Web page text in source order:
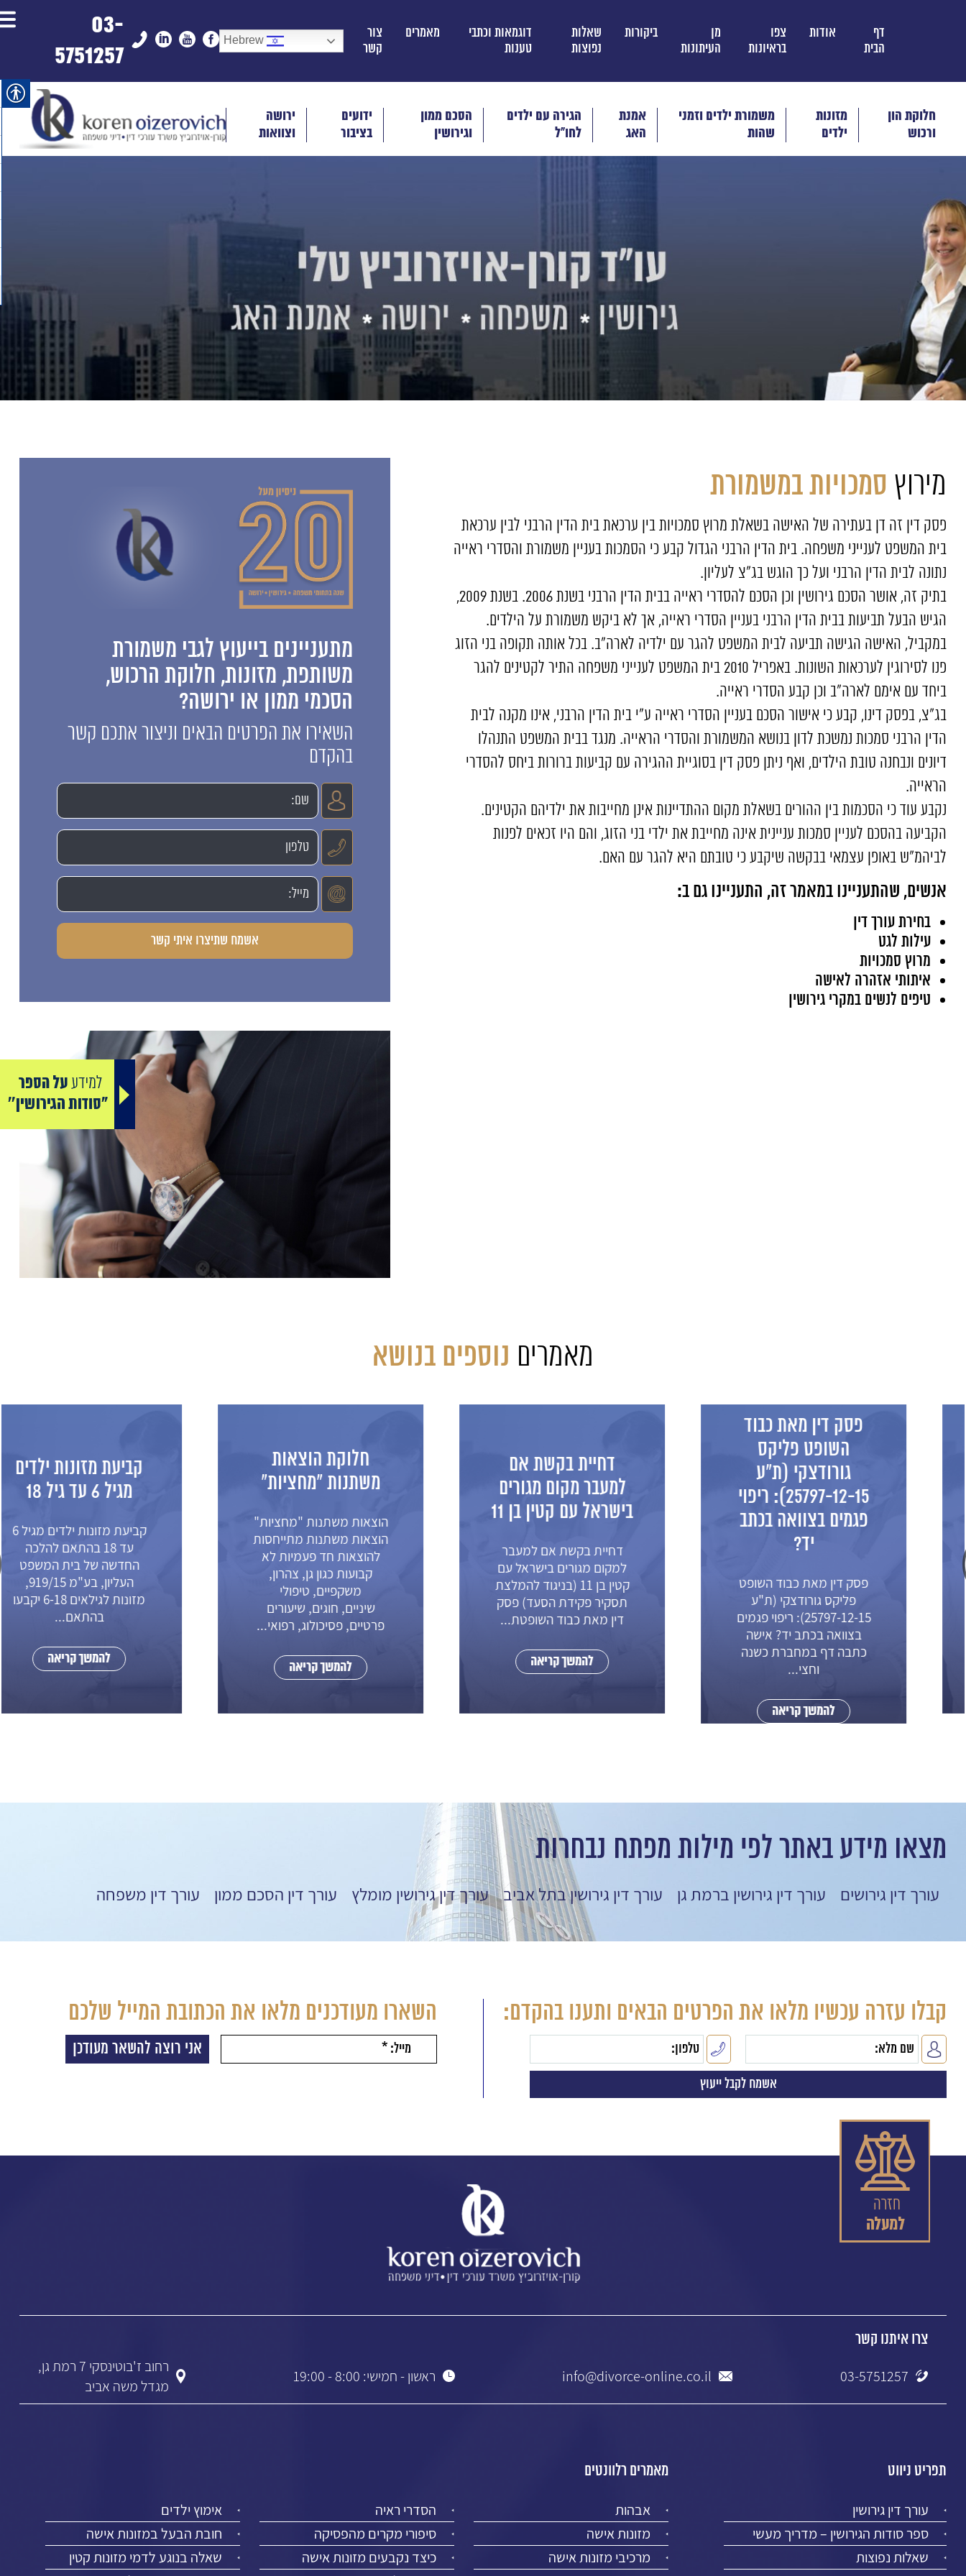
דף
הבית
אודות
צפו
בראיונות
מן
העיתונות
ביקורות
שאלות
נפוצות
דוגמאות וכתבי
טענות
מאמרים
צור
קשר
Hebrew
03-
5751257
חלוקת הון
ורכוש
מזונות
ילדים
משמורת ילדים וזמני
שהות
אמנת
האג
הגירה עם ילדים
לחו"ל
הסכם ממון
וגירושין
ידועים
בציבור
ירושה
וצוואות
מירוץ סמכויות במשמורת
פסק דין זה דן בעתירה של האישה בשאלת מרוץ סמכויות בין ערכאת בית הדין הרבני לבין ערכאת
בית המשפט לענייני משפחה. בית הדין הרבני הגדול קבע כי הסמכות בעניין משמורת והסדרי ראייה
נתונה לבית הדין הרבני ועל כך הוגש בג"צ לעליון.
בתיק זה, אושר הסכם גירושין וכן הסכם להסדרי ראייה בבית הדין הרבני בשנת 2006. בשנת 2009,
הגיש הבעל תביעות בבית הדין הרבני בעניין הסדרי ראייה, אך לא ביקש משמורת על הילדים.
במקביל, האישה הגישה תביעה לבית המשפט להגר עם ילדיה לארה"ב. בכל אותה תקופה בני הזוג
פנו לסירוגין לערכאות השונות. באפריל 2010 בית המשפט לענייני משפחה התיר לקטינים להגר
ביחד עם אימם לארה"ב וכן קבע הסדרי ראייה.
בג"צ, בפסק דינו, קבע כי אישור הסכם בעניין הסדרי ראייה ע"י בית הדין הרבני, אינו מקנה לבית
הדין הרבני סמכות נמשכת לדון בנושא המשמורת והסדרי הראייה. מנגד בבית המשפט התנהלו
דיונים ונבחנה טובת הילדים, ואף ניתן פסק דין בסוגיית ההגירה עם קביעות ברורות ביחס להסדרי
הראייה.
נקבע עוד כי הסכמות בין ההורים בשאלת מקום ההתדיינות אינן מחייבות את ילדיהם הקטינים.
הקביעה בהסכם לעניין סמכות עניינית אינה מחייבת את ילדי בני הזוג, והם היו זכאים לפנות
לביהמ"ש באופן עצמאי בבקשה שיקבע כי טובתם היא להגר עם האם.
אנשים, שהתעניינו במאמר זה, התעניינו גם ב:
בחירת עורך דין
עילות לגט
מרוץ סמכויות
איתותי אזהרה לאישה
טיפים לנשים במקרי גירושין
מתעניינים בייעוץ לגבי משמורת
משותפת, מזונות, חלוקת הרכוש,
הסכמי ממון או ירושה?
השאירו את הפרטים הבאים וניצור אתכם קשר
בהקדם
מאמרים נוספים בנושא
פסק דין מאת כבוד
השופט פליקס
גורודצקי (ת"ע
25797-12-15): ריפוי
פגמים בצוואה בכתב
פסק דין מאת כבוד השופט
פליקס גורודצקי (ת"ע
25797-12-15): ריפוי פגמים
בצוואה בכתב יד? אישה
כתבה דף במחברת כשנה
להמשך קריאה
דחיית בקשת אם
למעבר מקום מגורים
בישראל עם קטין בן 11
דחיית בקשת אם למעבר
למקום מגורים בישראל עם
קטין בן 11 (בניגוד להמלצת
תסקיר פקידת הסעד) פסק
דין מאת כבוד השופטת...
להמשך קריאה
חלוקת הוצאות
משתנות "מחציות"
הוצאות משתנות "מחציות"
הוצאות משתנות מתייחסות
להוצאות חד פעמיות לא
קבועות כגון גן, צהרון,
משקפיים, טיפולי
שיניים, חוגים, שיעורים
פרטיים, פסיכולוג, רפואי...
להמשך קריאה
קביעת מזונות ילדים
קביעת מזונות ילדים מגיל 6
עד 18 בהתאם להלכה
החדשה של בית המשפט
העליון, בע"מ 919/15,
מזונות לגילאים 6-18 יקבעו
בהתאם...
להמשך קריאה
מצאו מידע באתר לפי מילות מפתח נבחרות
עורך דין גירושים עורך דין גירושין ברמת גן עורך דין גירושין בתל אביב עורך דין גירושין מומלץ עורך דין הסכם ממון עורך דין משפחה
קבלו עזרה עכשיו מלאו את הפרטים הבאים ותענו בהקדם: השארו מעודכנים מלאו את הכתובת המייל שלכם
צרו איתנו קשר
03-5751257
info@divorce-online.co.il ראשון - חמישי: 8:00 - 19:00
רחוב ז'בוטינסקי 7 רמת גן,
מגדל משה אביב
תפריט ניווט
עורך דין גירושין
ספר סודות הגירושין – מדריך מעשי
שאלות נפוצות
מאמרים רלוונטים
אבהות הסדרי ראיה
אימוץ ילדים
מזונות אישה
סיפורי מקרים מהפסיקה
חובת הבעל במזונות אישה
מרכיבי מזונות אישה
כיצד נקבעים מזונות אישה
שאלה בנוגע לדמי מזונות קטין